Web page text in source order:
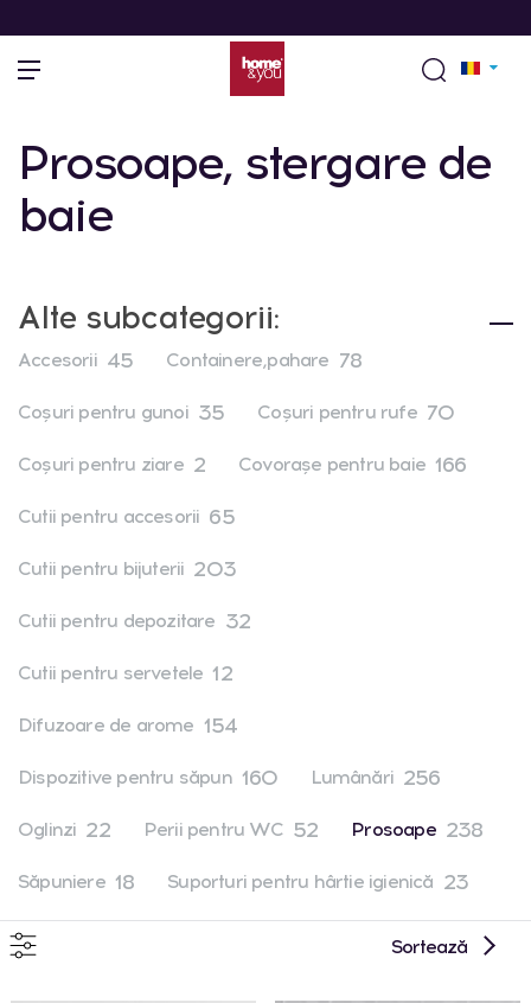
Prosoape, stergare de
baie
Alte subcategorii:
Accesorii 45 Containere,pahare 78
Coşuri pentru gunoi 35 Coşuri pentru rufe 70
Coşuri pentru ziare 2 Covoraşe pentru baie 166
Cutii pentru accesorii 65
Cutii pentru bijuterii 203
Cutii pentru depozitare 32
Cutii pentru servetele 12
Difuzoare de arome 154
Dispozitive pentru săpun 160 Lumânări 256
Oglinzi 22 Perii pentru WC 52 Prosoape 238
Săpuniere 18 Suporturi pentru hârtie igienică 23
Sortează